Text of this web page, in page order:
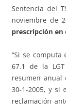
Sentencia del
noviembre de
prescripción en
“Si se
67.1 de la
resumen anual
30-1-2005, y si
reclamación